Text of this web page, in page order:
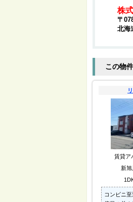
株
〒
北海
この物
賃貸
新
コンビニ